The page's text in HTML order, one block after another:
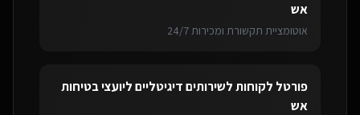
אש
אוטומציית תקשורת ומכירות 24/7
פורטל לקוחותלשירותים דיגיטליים ליועצי בטיחות
אש